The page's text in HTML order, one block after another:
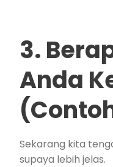
3.
Anda
Sekarang kita
supaya lebih jelas.